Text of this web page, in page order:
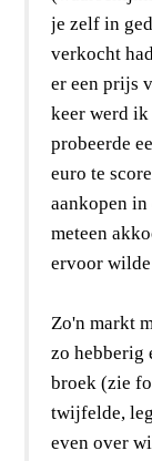
je zelf in
verkocht
er een prijs
keer werd
probeerde
euro te
aankopen
meteen
ervoor
Zo'n markt
zo hebberig
broek (zie
twijfelde,
even over